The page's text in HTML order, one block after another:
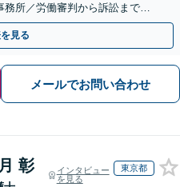
所／労働審判から訴訟まで、
案」
見る
メールでお問い合わせ
彰
インタビュー
を見る
東京都